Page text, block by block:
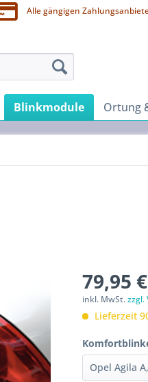
Alle gängigen
Blinkmodule Ortung
79,95
inkl. MwSt.zzgl.
Lieferzeit